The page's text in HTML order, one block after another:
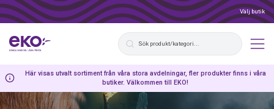
Välj butik
Här visas utvalt sortiment från våra stora avdelningar, fler produkter finns i våra
butiker. Välkommen till EKO!